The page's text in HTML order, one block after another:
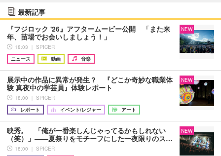
最新記事
『フジロック '26』アフタームービー公開 「また来
年、苗場でお会いしましょう！」
18:03 ｜ SPICER
ニュース
動画 音楽
NEW
展示中の作品に異常が発生？ 『どこか奇妙な職業体
験 真夜中の学芸員』体験レポート
18:00 ｜ SPICER
レポート
イベント/レジャー アート
NEW
映秀。 「俺が一番楽しんじゃってるかもしれない
（笑）」――夏祭りをモチーフにした一夜限りのス…
18:00 ｜ SPICER
NEW